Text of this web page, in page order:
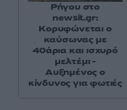
Ρήγου στο
newsit.gr:
Κορυφώνεται ο
καύσωνας με
40άρια και ισχυρό
μελτέμι -
Αυξημένος ο
κίνδυνος για φωτιές